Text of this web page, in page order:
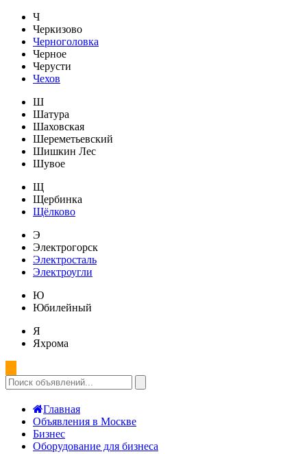
Ч
Черкизово
Черноголовка
Черное
Черусти
Чехов
Ш
Шатура
Шаховская
Шереметьевский
Шишкин Лес
Шувое
Щ
Щербинка
Щёлково
Э
Электрогорск
Электросталь
Электроугли
Ю
Юбилейный
Я
Яхрома
Главная
Объявления в Москве
Бизнес
Оборудование для бизнеса